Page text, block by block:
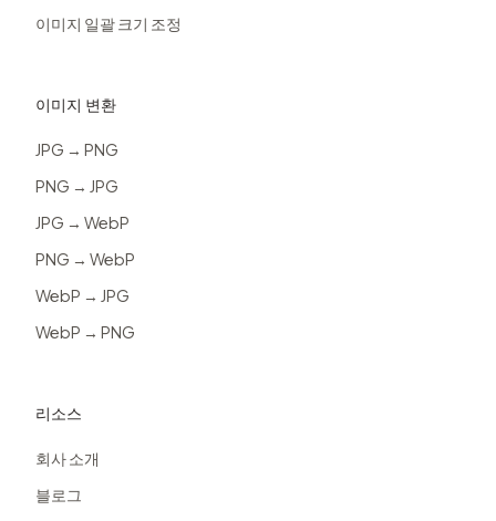
이미지 일괄 크기 조정
이미지 변환
JPG → PNG
PNG → JPG
JPG → WebP
PNG → WebP
WebP → JPG
WebP → PNG
리소스
회사 소개
블로그